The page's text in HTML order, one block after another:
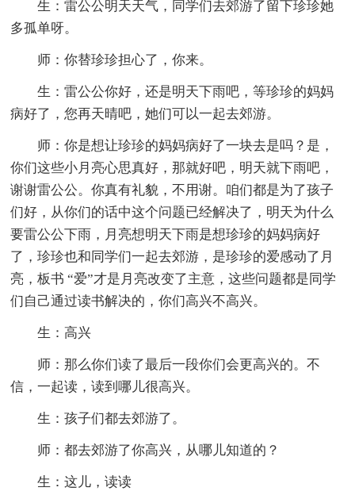
生：雷公公明天天气，同学们去郊游了留下珍珍她
多孤单呀。
师：你替珍珍担心了，你来。
生：雷公公你好，还是明天下雨吧，等珍珍的妈妈
病好了，您再天晴吧，她们可以一起去郊游。
师：你是想让珍珍的妈妈病好了一块去是吗？是，
你们这些小月亮心思真好，那就好吧，明天就下雨吧，
谢谢雷公公。你真有礼貌，不用谢。咱们都是为了孩子
们好，从你们的话中这个问题已经解决了，明天为什么
要雷公公下雨，月亮想明天下雨是想珍珍的妈妈病好
了，珍珍也和同学们一起去郊游，是珍珍的爱感动了月
亮，板书 “爱”才是月亮改变了主意，这些问题都是同学
们自己通过读书解决的，你们高兴不高兴。
生：高兴
师：那么你们读了最后一段你们会更高兴的。不
信，一起读，读到哪儿很高兴。
生：孩子们都去郊游了。
师：都去郊游了你高兴，从哪儿知道的？
生：这儿，读读